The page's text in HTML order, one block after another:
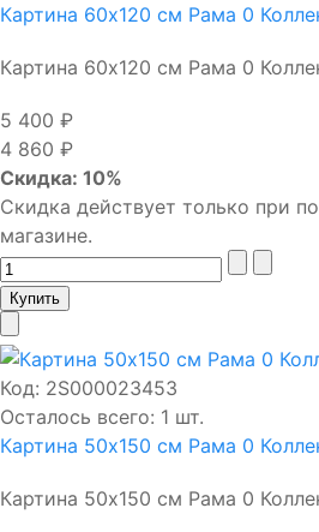
Картина 60х120 см Рама 0
Картина 60х120 см Рама 0
5 400 ₽
4 860 ₽
Скидка: 10%
Скидка действует только при
магазине.
Код: 2S000023453
Осталось всего: 1 шт.
Картина 50х150 см Рама 0
Картина 50х150 см Рама 0